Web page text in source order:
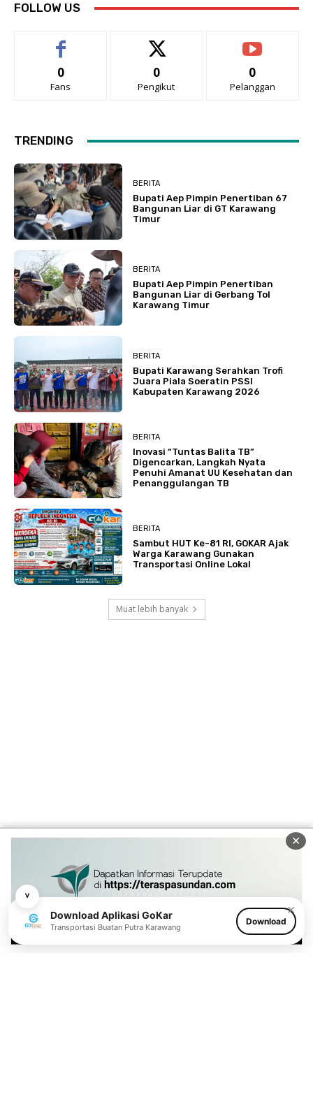
˅
✕
Download Aplikasi GoKar
Transportasi Buatan Putra Karawang
Download
FOLLOW US
0
Fans
0
Pengikut
0
Pelanggan
TRENDING
BERITA
Bupati Aep Pimpin Penertiban 67
Bangunan Liar di GT Karawang
Timur
BERITA
Bupati Aep Pimpin Penertiban
Bangunan Liar di Gerbang Tol
Karawang Timur
BERITA
Bupati Karawang Serahkan Trofi
Juara Piala Soeratin PSSI
Kabupaten Karawang 2026
BERITA
Inovasi “Tuntas Balita TB”
Digencarkan, Langkah Nyata
Penuhi Amanat UU Kesehatan dan
Penanggulangan TB
BERITA
Sambut HUT Ke-81 RI, GOKAR Ajak
Warga Karawang Gunakan
Transportasi Online Lokal
Muat lebih banyak
✕